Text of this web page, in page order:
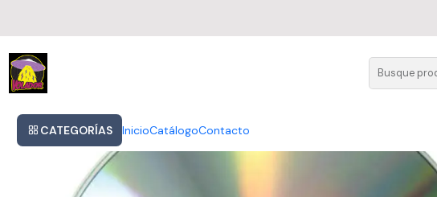
CATEGORÍAS InicioCatálogoContacto